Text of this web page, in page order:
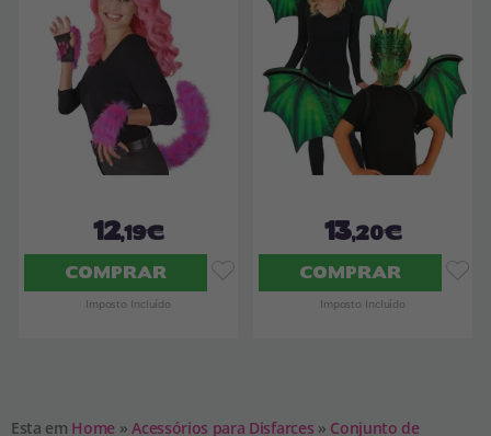
12,19€
COMPRAR
Imposto Incluído
13,20€
COMPRAR
Imposto Incluído
Esta em Home » Acessórios para Disfarces » Conjunto de